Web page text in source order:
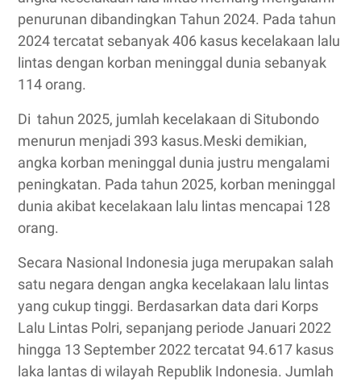
penurunan dibandingkan Tahun 2024. Pada tahun
2024 tercatat sebanyak 406 kasus kecelakaan lalu
lintas dengan korban meninggal dunia sebanyak
114 orang.
Di tahun 2025, jumlah kecelakaan di Situbondo
menurun menjadi 393 kasus.Meski demikian,
angka korban meninggal dunia justru mengalami
peningkatan. Pada tahun 2025, korban meninggal
dunia akibat kecelakaan lalu lintas mencapai 128
orang.
Secara Nasional Indonesia juga merupakan salah
satu negara dengan angka kecelakaan lalu lintas
yang cukup tinggi. Berdasarkan data dari Korps
Lalu Lintas Polri, sepanjang periode Januari 2022
hingga 13 September 2022 tercatat 94.617 kasus
laka lantas di wilayah Republik Indonesia. Jumlah